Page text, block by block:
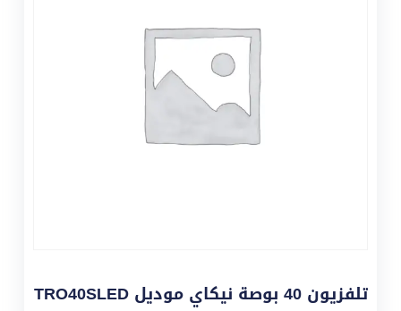
تلفزيون 40 بوصة نيكاي موديل TRO40SLED